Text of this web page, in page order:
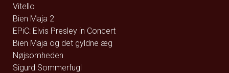
Vitello
Bien Maja 2
EPiC: Elvis Presley in Concert
Bien Maja og det gyldne æg
Nøjsomheden
Sigurd Sommerfugl